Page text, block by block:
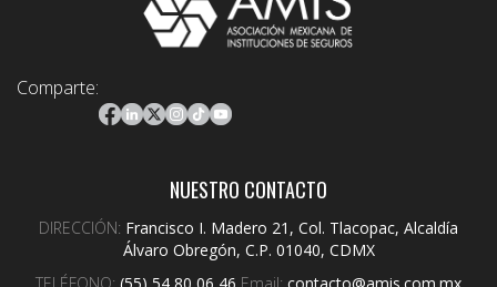
Comparte:
NUESTRO CONTACTO
DIRECCIÓN: Francisco I. Madero 21, Col. Tlacopac, Alcaldía
Álvaro Obregón, C.P. 01040, CDMX